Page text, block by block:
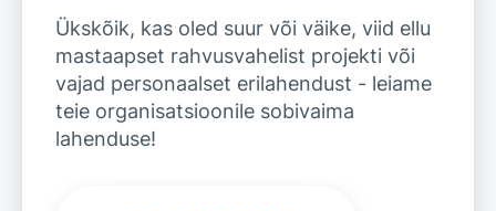
Ükskõik, kas oled suur või väike, viid ellu
mastaapset rahvusvahelist projekti või
vajad personaalset erilahendust - leiame
teie organisatsioonile sobivaima
lahenduse!